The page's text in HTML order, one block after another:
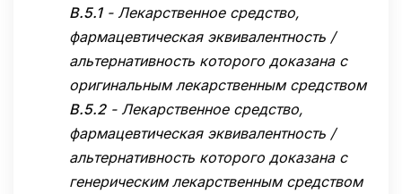
B.5.1- Лекарственное средство,
фармацевтическая эквивалентность /
альтернативность которого доказана с
оригинальным лекарственным средством
B.5.2- Лекарственное средство,
фармацевтическая эквивалентность /
альтернативность которого доказана с
генерическим лекарственным средством